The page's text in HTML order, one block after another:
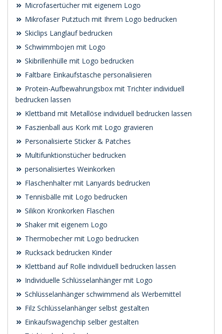
Microfasertücher mit eigenem Logo
Mikrofaser Putztuch mit Ihrem Logo bedrucken
Skiclips Langlauf bedrucken
Schwimmbojen mit Logo
Skibrillenhülle mit Logo bedrucken
Faltbare Einkaufstasche personalisieren
Protein-Aufbewahrungsbox mit Trichter individuell
bedrucken lassen
Klettband mit Metallöse individuell bedrucken lassen
Faszienball aus Kork mit Logo gravieren
Personalisierte Sticker & Patches
Multifunktionstücher bedrucken
personalisiertes Weinkorken
Flaschenhalter mit Lanyards bedrucken
Tennisbälle mit Logo bedrucken
Silikon Kronkorken Flaschen
Shaker mit eigenem Logo
Thermobecher mit Logo bedrucken
Rucksack bedrucken Kinder
Klettband auf Rolle individuell bedrucken lassen
Individuelle Schlüsselanhänger mit Logo
Schlüsselanhänger schwimmend als Werbemittel
Filz Schlüsselanhänger selbst gestalten
Einkaufswagenchip selber gestalten